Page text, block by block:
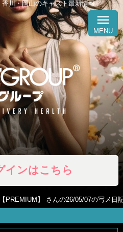
川・岡山のキャスト最新情報
menu
MENU
インはこちら
PREMIUM】 さんの26/05/07の写メ日